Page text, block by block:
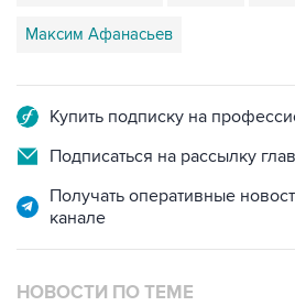
Максим Афанасьев
Купить подписку на
Подписаться на рассылку
Получать оперативные
канале
НОВОСТИ ПО ТЕМЕ